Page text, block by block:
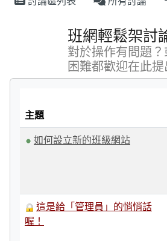
班網輕鬆架討
對於操作有問題
困難都歡迎在此提
主題
如何設立新的班級網站
這是給「管理員」的悄悄話
喔！